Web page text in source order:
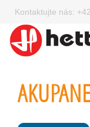
Kontaktujte nás: